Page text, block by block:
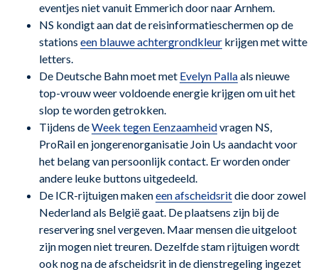
eventjes niet vanuit Emmerich door naar Arnhem.
NS kondigt aan dat de reisinformatieschermen op de
stations een blauwe achtergrondkleur krijgen met witte
letters.
De Deutsche Bahn moet met Evelyn Pallaals nieuwe
top-vrouw weer voldoende energie krijgen om uit het
slop te worden getrokken.
Tijdens deWeek tegen Eenzaamheidvragen NS,
ProRail en jongerenorganisatie Join Us aandacht voor
het belang van persoonlijk contact. Er worden onder
andere leuke buttons uitgedeeld.
De ICR-rijtuigen makeneen afscheidsritdie door zowel
Nederland als België gaat. De plaatsens zijn bij de
reservering snel vergeven. Maar mensen die uitgeloot
zijn mogen niet treuren. Dezelfde stam rijtuigen wordt
ook nog na de afscheidsrit in de dienstregeling ingezet